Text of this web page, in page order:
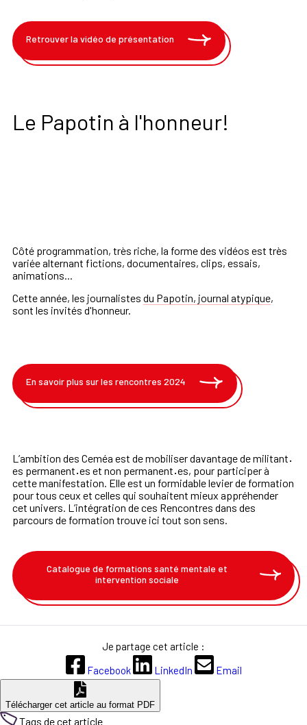
Retrouver la vidéo de présentation
Le Papotin à l'honneur!
Côté programmation, très riche, la forme des vidéos est très
variée alternant fictions, documentaires, clips, essais,
animations...
Cette année, les journalistes du Papotin, journal atypique,
sont les invités d'honneur.
En savoir plus sur les rencontres 2024
L’ambition des Ceméa est de mobiliser davantage demilitant·
es permanent·es et non permanent·es, pour participer à
cette manifestation. Elle est un formidablelevierde formation
pourtous ceux et celles qui souhaitent mieux appréhender
cet univers. L’intégration de ces Rencontres dans des
parcours de formation trouve ici tout son sens.
Catalogue de formations santé mentale et
intervention sociale
Je partage cet article :
Facebook
LinkedIn Email
Télécharger cet article au format PDF
Tags de cet article